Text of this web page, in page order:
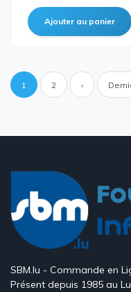
Pagination
Page
1 Page
2 Page
›
SBM.lu - Commande en
Présent depuis 1985 au